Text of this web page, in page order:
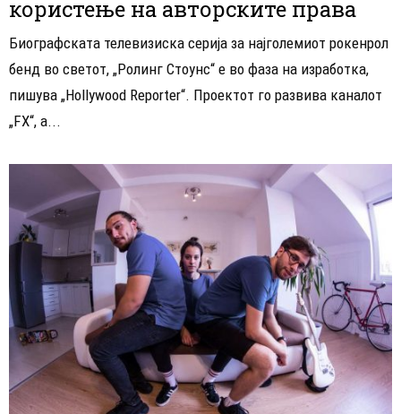
користење на авторските права
Биографската телевизиска серија за најголемиот рокенрол
бенд во светот, „Ролинг Стоунс“ е во фаза на изработка,
пишува „Hollywood Reporter“. Проектот го развива каналот
„FX“, а...